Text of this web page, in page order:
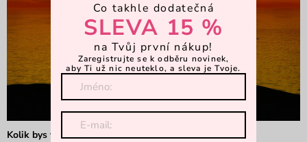
Kolik bys vážila na Slunci?
Co takhle dodatečná
SLEVA 15 %
na Tvůj první nákup!
Zaregistrujte se k odběru novinek,
aby Ti už nic neuteklo, a sleva je Tvoje.